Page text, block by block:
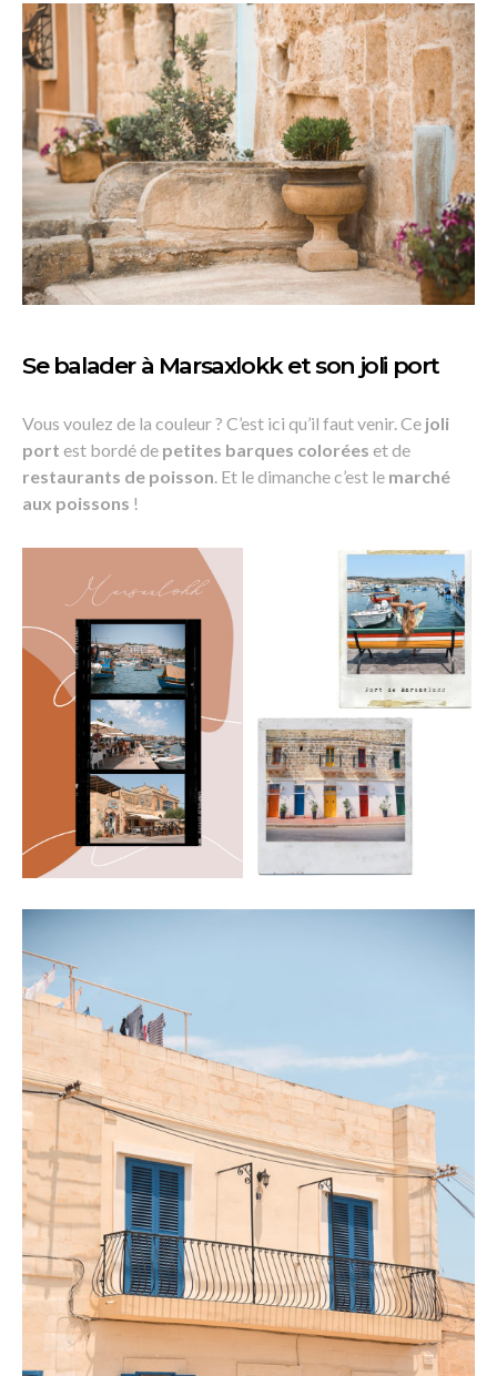
Se balader à Marsaxlokk et son joli port
Vous voulez de la couleur ? C’est ici qu’il faut venir. Ce joli
port est bordé de petites barques colorées et de
restaurants de poisson. Et le dimanche c’est le marché
aux poissons !